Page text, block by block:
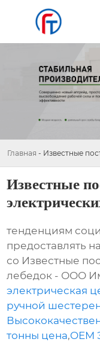
Главная - Известные
Известные
тенденциям
предоставлять
со Известные
лебедок - ООО
электрическая
ручной
тонны цена,OEM